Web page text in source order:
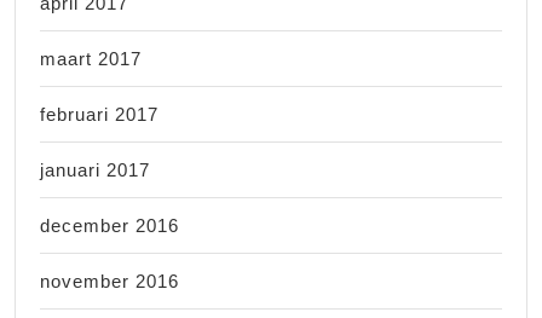
maart 2017
februari 2017
januari 2017
december 2016
november 2016